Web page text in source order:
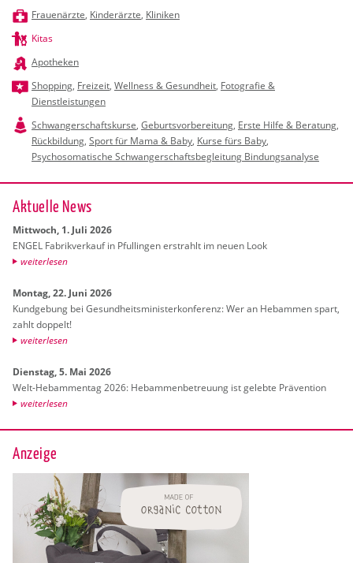
Frauenärzte, Kinderärzte, Kliniken
Kitas
Apotheken
Shopping, Freizeit, Wellness & Gesundheit, Fotografie &
Dienstleistungen
Schwangerschaftskurse, Geburtsvorbereitung, Erste Hilfe & Beratung,
Rückbildung, Sport für Mama & Baby, Kurse fürs Baby,
Psychosomatische Schwangerschaftsbegleitung Bindungsanalyse
Ak­tu­el­le News
Mitt­woch, 1. Juli 2026
ENGEL Fa­brik­ver­kauf in Pful­lin­gen er­strahlt im neuen Look
wei­ter­le­sen
Mon­tag, 22. Juni 2026
Kund­ge­bung bei Ge­sund­heits­mi­nis­ter­kon­fe­renz: Wer an Heb­am­men spart,
zahlt dop­pelt!
wei­ter­le­sen
Diens­tag, 5. Mai 2026
Welt-Heb­am­men­tag 2026: Heb­am­men­be­treu­ung ist ge­leb­te Prä­ven­ti­on
wei­ter­le­sen
Anzeige